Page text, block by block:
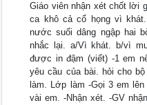
Giáo viên nhận xét chốt lời
ca khô cả cổ họng vì
nước suối dâng ngập hai
nhắc lại. a/Vì khát. b/vì
được in đậm (viết) -1 em
yêu cầu của bài. hỏi cho
làm. Lớp làm -Gọi 3 em
vài em. -Nhận xét. -GV